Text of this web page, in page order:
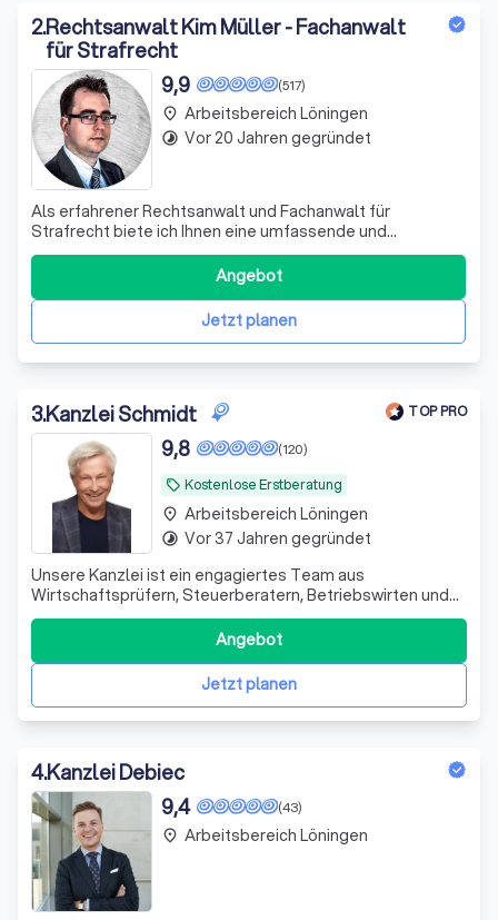
2.Rechtsanwalt Kim Müller - Fachanwalt
für Strafrecht
(517)
9,9
Als erfahrener Rechtsanwalt und Fachanwalt für
Strafrecht biete ich Ihnen eine umfassende und
ergebnisorientierte Rechtsberatung und
Strafverteidigung an. Meine Schwerpunkte liegen im
Bereich des allgemeinen Strafrechts, des
Betäubungsmittelstrafrechts und des Sexualstrafrechts.
Jetzt planen
Angebot
place Arbeitsbereich Löningen
timelapse Vor 20 Jahren gegründet
3.Kanzlei Schmidt TOP PRO
local_offer Kostenlose Erstberatung
(120)
9,8
Unsere Kanzlei ist ein engagiertes Team aus
Wirtschaftsprüfern, Steuerberatern, Betriebswirten und
Fachanwälten. Seit 1995 unterstützen wir unsere
Mandanten erfolgreich in schwierigen Finanzsituationen.
Wir sehen uns nicht nur als Ansprechpartner, sondern auch
als Ratgeber und Umsetzer von Lösungen.
Jetzt planen
Angebot
place Arbeitsbereich Löningen
timelapse Vor 37 Jahren gegründet
4.Kanzlei Debiec
(43)
9,4
place Arbeitsbereich Löningen